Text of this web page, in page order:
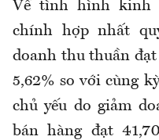
Về tình hình kinh
chính hợp nhất
doanh thu thuần đạt
5,62% so với cùng
chủ yếu do giảm
bán hàng đạt